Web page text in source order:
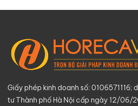
Giấy phép kinh doanh số: 0106571116;
tư Thành phố Hà Nội cấp ngày 12/06/